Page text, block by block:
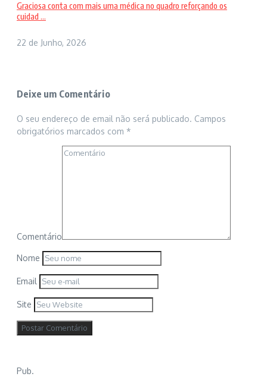
Graciosa conta com mais uma médica no quadro reforçando os
cuidad ...
22 de Junho, 2026
Deixe um Comentário
O seu endereço de email não será publicado. Campos
obrigatórios marcados com *
Comentário
Nome
Email
Site
Pub.